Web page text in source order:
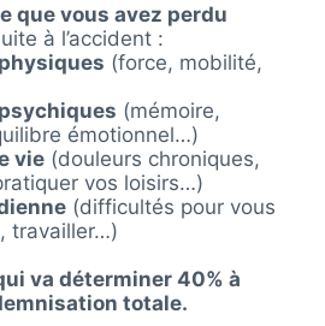
que vous avez perdu
à l’accident :
(force, mobilité,
(mémoire,
émotionnel…)
vie(douleurs chroniques,
vos loisirs…)
(difficultés pour vous
travailler…)
va déterminer 40% à
totale.